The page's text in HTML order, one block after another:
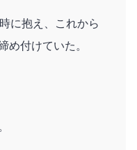
に抱え、これから
め付けていた。